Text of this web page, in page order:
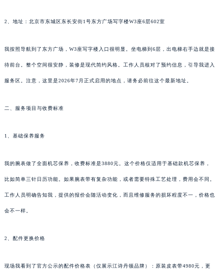
2、地址：北京市东城区东长安街1号东方广场写字楼W3座6层602室
我按照导航到了东方广场，W3座写字楼入口很明显。坐电梯到6层，出电梯右手边就是接
待前台。整个空间很安静，装修是现代简约风格。工作人员核对了预约信息，引导我进入
服务区。注意，这里是2026年7月正式启用的地点，请务必前往这个最新地址。
二、服务项目与收费标准
1、基础保养服务
我的腕表做了全面机芯保养，收费标准是3880元。这个价格仅适用于基础款机芯保养，
比如简单三针日历功能。如果腕表带有复杂功能，或者需要特殊工艺处理，费用会不同。
工作人员明确告知我，提供的报价会随活动变化，而且维修服务的损坏程度不一，价格也
会不一样。
2、配件更换价格
现场我看到了官方公示的配件价格表（仅展示江诗丹顿品牌）：原装皮表带4980元，更